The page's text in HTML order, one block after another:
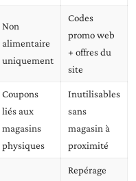
Non
alimentaire
uniquement
Codes
promo web
+ offres du
site
Coupons
liés aux
magasins
physiques
Inutilisables
sans
magasin à
proximité
Repérage